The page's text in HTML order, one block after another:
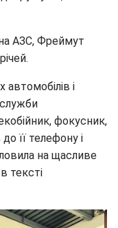
АЗС, Фреймут
автомобілів і
служби
фокусник,
її телефону і
на щасливе
тексті